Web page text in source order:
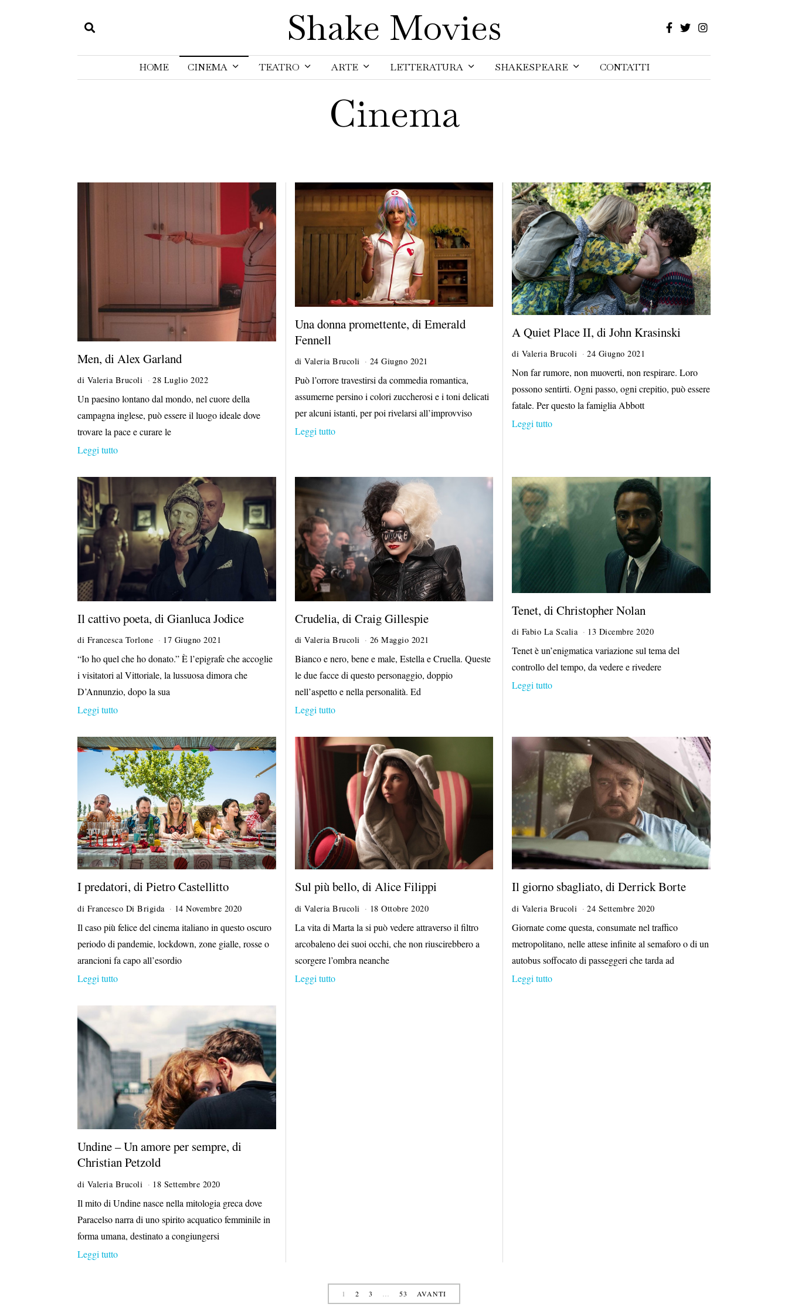
Shake Movies
HOME CINEMA TEATRO ARTE LETTERATURA SHAKESPEARE CONTATTI
Cinema
Men, di Alex Garland
di Valeria Brucoli 28 Luglio 2022
Un paesino lontano dal mondo, nel cuore della
campagna inglese, può essere il luogo ideale dove
trovare la pace e curare le
Leggi tutto
Una donna promettente, di Emerald
Fennell
diValeria Brucoli 24 Giugno 2021
L
u
g
l
2
1
Può l’orrore travestirsi da commedia romantica,
assumerne persino i colori zuccherosi e i toni delicati
per alcuni istanti, per poi rivelarsi all’improvviso
Leggi tutto
A Quiet Place II, di John Krasinski
di Valeria Brucoli 24 Giugno 2021
L
u
1
Non far rumore, non muoverti, non respirare. Loro
possono sentirti. Ogni passo, ogni crepitio, può essere
fatale. Per questo la famiglia Abbott
Leggi tutto
Il cattivo poeta, di Gianluca Jodice
di Francesca Torlone 17 Giugno 2021
L
u
0
“Io ho quel che ho donato.” È l’epigrafe che accoglie
i visitatori al Vittoriale, la lussuosa dimora che
D’Annunzio, dopo la sua
Leggi tutto
Crudelia, di Craig Gillespie
diValeria Brucoli 26 Maggio 2021
L
u
2
1
Bianco e nero, bene e male, Estella e Cruella. Queste
le due facce di questo personaggio, doppio
nell’aspetto e nella personalità. Ed
Leggi tutto
Tenet, di Christopher Nolan
di Fabio La Scalia 13 Dicembre 2020
Tenet è un’enigmatica variazione sul tema del
controllo del tempo, da vedere e rivedere
Leggi tutto
I predatori, di Pietro Castellitto
di Francesco Di Brigida 14 Novembre 2020
Il caso più felice del cinema italiano in questo oscuro
periodo di pandemie, lockdown, zone gialle, rosse o
arancioni fa capo all’esordio
Leggi tutto
Sul più bello, di Alice Filippi
diValeria Brucoli 18 Ottobre 2020
La vita di Marta la si può vedere attraverso il filtro
arcobaleno dei suoi occhi, che non riuscirebbero a
scorgere l’ombra neanche
Leggi tutto
Il giorno sbagliato, di Derrick Borte
di Valeria Brucoli 24 Settembre 2020
A
p
r
i
Giornate come questa, consumate nel traffico
metropolitano, nelle attese infinite al semaforo o di un
autobus soffocato di passeggeri che tarda ad
Leggi tutto
Undine – Un amore per sempre, di
Christian Petzold
di Valeria Brucoli 18 Settembre 2020
Il mito di Undine nasce nella mitologia greca dove
Paracelso narra di uno spirito acquatico femminile in
forma umana, destinato a congiungersi
Leggi tutto
1 2 3 53 AVANTI